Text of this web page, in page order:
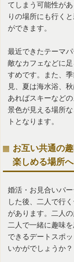
てしまう可能性が
りの場所にも行く
ができます。
最近できたテーマ
敵なカフェなどに
すめです。また、
見、夏は海水浴、
あればスキーなど
景色が見える場所
トとなります。
お互い共通の
楽しめる場所へ
婚活 ・お見合いパ
した後、二人で行
があります。二人
二人で一緒に趣味
できるデートスポ
いかがでしょうか？